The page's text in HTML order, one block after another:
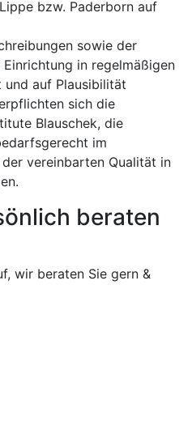
bzw. Paderborn auf
sowie der
in regelmäßigen
und auf Plausibilität
sich die
Blauschek, die
im
vereinbarten Qualität in
beraten
wir beraten Sie gern &